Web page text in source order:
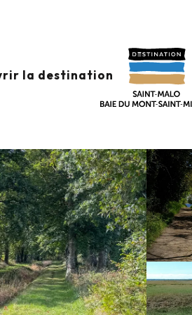
la destination